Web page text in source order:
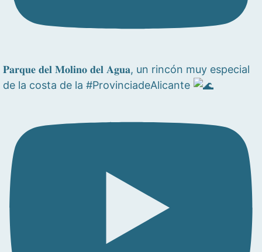
𝐏𝐚𝐫𝐪𝐮𝐞 𝐝𝐞𝐥 𝐌𝐨𝐥𝐢𝐧𝐨 𝐝𝐞𝐥 𝐀𝐠𝐮𝐚, un rincón muy especial
de la costa de la #ProvinciadeAlicante